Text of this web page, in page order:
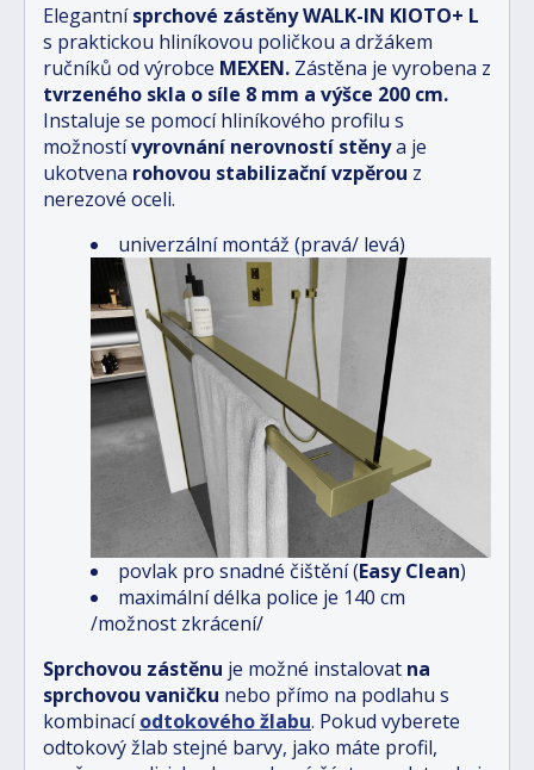
Elegantní sprchové zástěnyWALK-IN KIOTO+ L
s praktickou hliníkovou poličkou a držákem
ručníků od výrobce MEXEN. Zástěna je vyrobena z
tvrzeného skla o síle 8 mm a výšce 200 cm.
Instaluje se pomocí hliníkového profilu s
možnostívyrovnání nerovností stěnya je
ukotvena rohovou stabilizační vzpěrou z
nerezové oceli.
univerzální montáž (pravá/ levá)
povlak pro snadné čištění (Easy Clean)
maximální délka police je 140 cm
/možnost zkrácení/
Sprchovou zástěnu je možné instalovat na
sprchovou vaničku nebo přímo na podlahu s
kombinací odtokového žlabu. Pokud vyberete
odtokový žlab stejné barvy, jako máte profil,